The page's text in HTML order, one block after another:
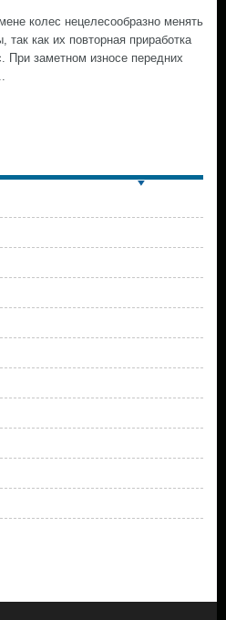
колес нецелесообразно менять
как их повторная приработка
При заметном износе передних